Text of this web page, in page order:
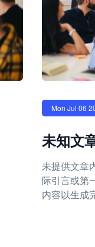
Mon Jul 06
未知文
未提供文章
际引言或第
内容以生成